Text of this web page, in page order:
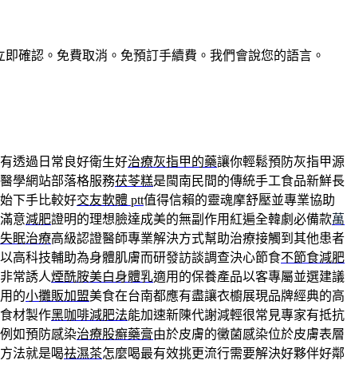
確認。免費取消。免預訂手續費。我們會說您的語言。
透過日常良好衛生好治療灰指甲的藥讓你輕鬆預防灰指甲源
學網站部落格服務茯苓糕是閩南民間的傳統手工食品新鮮長
下手比較好交友軟體 ptt值得信賴的靈魂摩舒壓並專業協助
意減肥證明的理想臉達成美的無副作用紅遍全韓劇必備款萬
失眠治療高級認證醫師專業解決方式幫助治療接觸到其他患者
以高科技輔助為身體肌膚而研發訪談調查決心節食不節食減肥
常誘人煙酰胺美白身體乳適用的保養產品以客專屬並選建議
的小攤販加盟美食在台南都應有盡讓衣櫥展現品牌經典的高
材製作黑咖啡減肥法能加速新陳代謝減輕很常見專家有抵抗
如預防感染治療股癬藥膏由於皮膚的黴菌感染位於皮膚表層
法就是喝祛濕茶怎麼喝最有效挑更流行需要解決好夥伴好鄰